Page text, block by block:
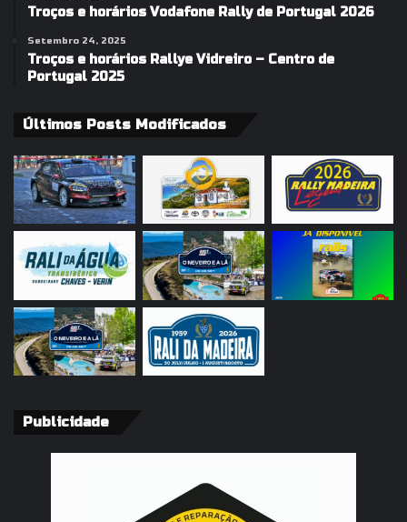
Troços e horários Vodafone Rally de Portugal 2026
Setembro 24, 2025
Troços e horários Rallye Vidreiro – Centro de
Portugal 2025
Últimos Posts Modificados
Publicidade